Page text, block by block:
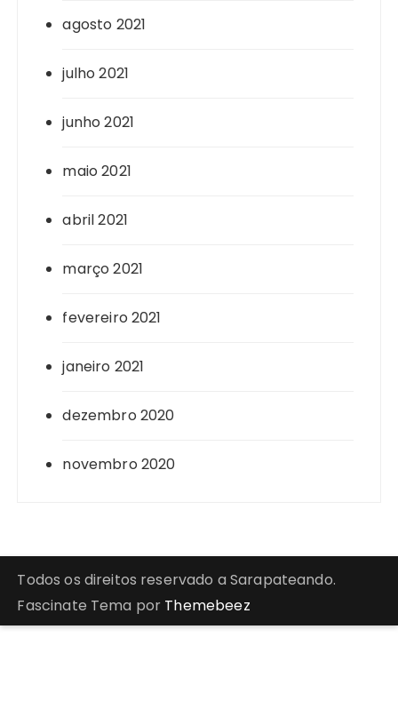
agosto 2021
julho 2021
junho 2021
maio 2021
abril 2021
março 2021
fevereiro 2021
janeiro 2021
dezembro 2020
novembro 2020
Todos os direitos reservado a Sarapateando.
Fascinate Tema por Themebeez